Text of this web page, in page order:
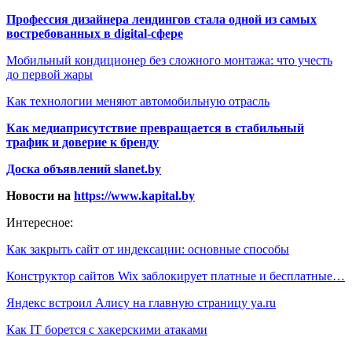
Профессия дизайнера лендингов стала одной из самых
востребованных в digital-сфере
Мобильный кондиционер без сложного монтажа: что учесть
до первой жары
Как технологии меняют автомобильную отрасль
Как медиаприсутствие превращается в стабильный
трафик и доверие к бренду
Доска объявлений slanet.by
Новости на https://www.kapital.by
Интересное:
Как закрыть сайт от индексации: основные способы
Конструктор сайтов Wix заблокирует платные и бесплатные…
Яндекс встроил Алису на главную страницу ya.ru
Как IT борется с хакерскими атаками